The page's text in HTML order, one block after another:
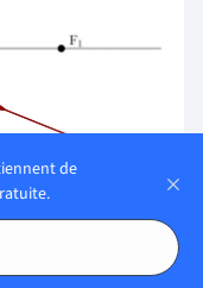
représentée à l'aide d'un
de